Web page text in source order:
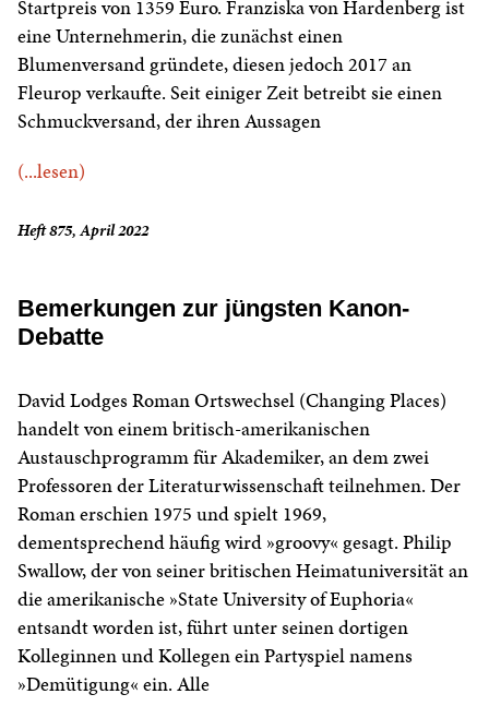
Startpreis von 1359 Euro. Franziska von Hardenberg ist
eine Unternehmerin, die zunächst einen
Blumenversand gründete, diesen jedoch 2017 an
Fleurop verkaufte. Seit einiger Zeit betreibt sie einen
Schmuckversand, der ihren Aussagen
(...lesen)
Heft 875, April 2022
Bemerkungen zur jüngsten Kanon-
Debatte
David Lodges Roman Ortswechsel (Changing Places)
handelt von einem britisch-amerikanischen
Austauschprogramm für Akademiker, an dem zwei
Professoren der Literaturwissenschaft teilnehmen. Der
Roman erschien 1975 und spielt 1969,
dementsprechend häufig wird »groovy« gesagt. Philip
Swallow, der von seiner britischen Heimatuniversität an
die amerikanische »State University of Euphoria«
entsandt worden ist, führt unter seinen dortigen
Kolleginnen und Kollegen ein Partyspiel namens
»Demütigung« ein. Alle